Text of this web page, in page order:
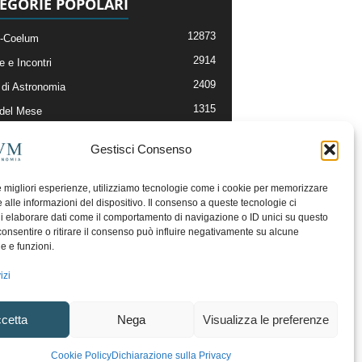
Gestisci Consenso
migliori esperienze, utilizziamo tecnologie come i cookie per memorizzare
alle informazioni del dispositivo. Il consenso a queste tecnologie ci
elaborare dati come il comportamento di navigazione o ID unici su questo
o ritirare il consenso può influire negativamente su alcune
e funzioni.
Nega Visualizza le preferenze
Cookie PolicyDichiarazione sulla Privacy
POPOLARI
Coelum 12873
e Incontri 2914
Astronomia 2409
Mese 1315
e Risorse On-Line
della Redazione